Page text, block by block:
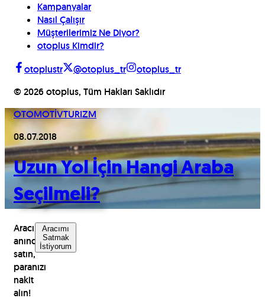
Kampanyalar
Nasıl Çalışır
Müşterilerimiz Ne Diyor?
otoplus Kimdir?
otoplustr
@otoplus_tr
otoplus_tr
© 2026 otoplus, Tüm Hakları Saklıdır
OTOMOTİVTURIZM
08.07.2018
Uzun Yol İçin Hangi Araba
Seçilmeli?
Aracınızı
anında
satın,
paranızı
nakit
alın!
Aracımı
Satmak
İstiyorum